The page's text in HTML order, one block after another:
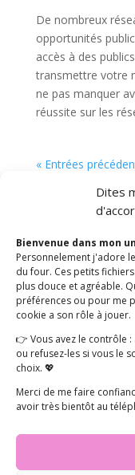
Dites
Bienvenue dans mon
Personnelement j'adore
du four. Ces petits
plus douce et agréable.
préférences ou pour me
cookie a son rôle à jouer.
👉 Vous avez le contrôle
ou refusez-les si vous le
choix. 💖
Merci de me faire
avoir très bientôt au
De nombreux
opportunités
accès à des
transmettre votre
ne pas manquer
réussite sur les
« Entrées
Catégories
Social Media
Articles
Vendre sur les
Réussir sa
Utiliser les filtres
Réseaux sociaux